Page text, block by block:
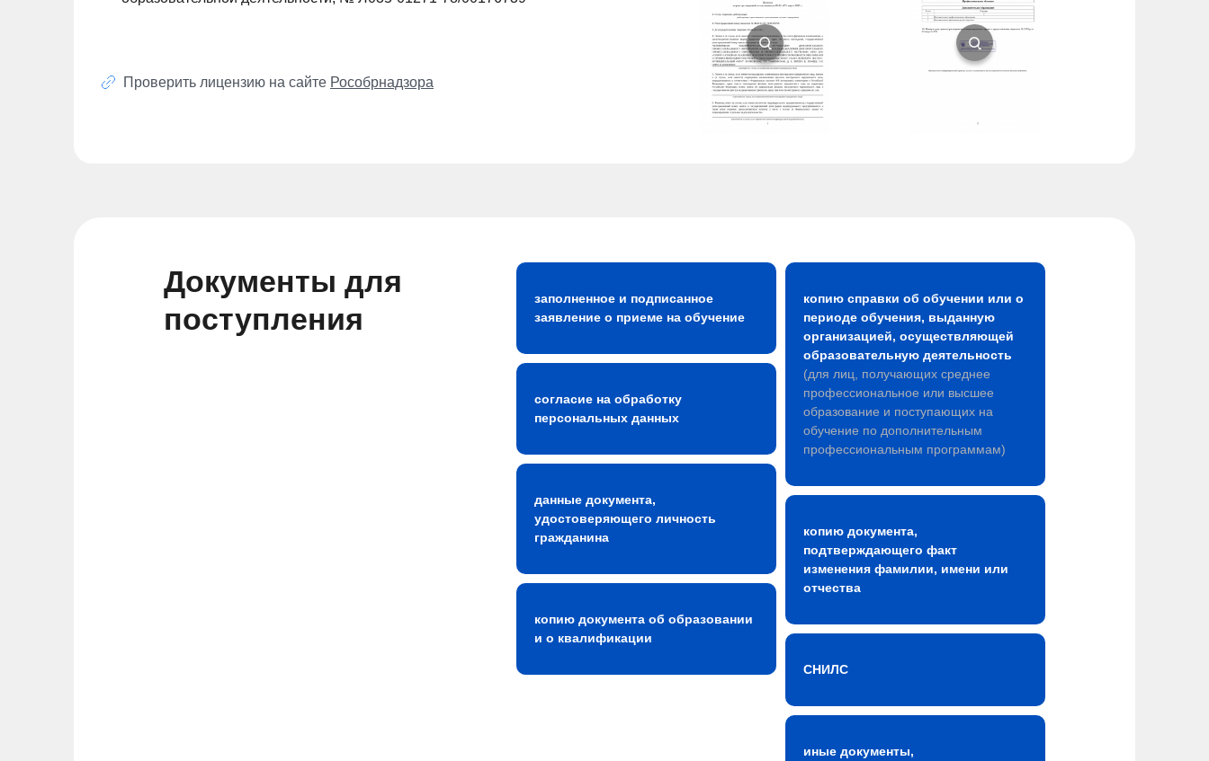
Проверить лицензию на сайте Рособрнадзора
Документы для
поступления
заполненное и подписанное
заявление о приеме на обучение
согласие на обработку
персональных данных
данные документа,
удостоверяющего личность
гражданина
копию документа об образовании
и о квалификации
копию справки об обучении или о
периоде обучения, выданную
организацией, осуществляющей
образовательную деятельность
(для лиц, получающих среднее
профессиональное или высшее
образование и поступающих на
обучение по дополнительным
профессиональным программам)
копию документа,
подтверждающего факт
изменения фамилии, имени или
отчества
СНИЛС
иные документы,